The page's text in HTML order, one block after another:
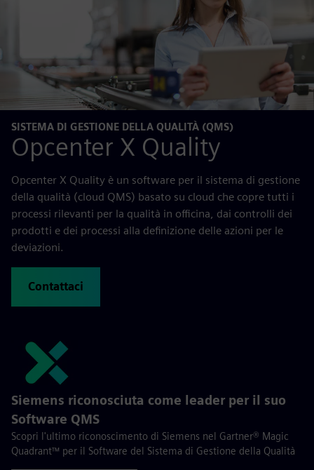
SISTEMA DI GESTIONE DELLA QUALITÀ (QMS)
Opcenter X Quality
Opcenter X Quality è un software per il sistema di gestione
della qualità (cloud QMS) basato su cloud che copre tutti i
processi rilevanti per la qualità in officina, dai controlli dei
prodotti e dei processi alla definizione delle azioni per le
deviazioni.
Contattaci
Siemens riconosciuta come leader per il suo
Software QMS
Scopri l'ultimo riconoscimento di Siemens nel Gartner® Magic
Quadrant™ per il Software del Sistema di Gestione della Qualità